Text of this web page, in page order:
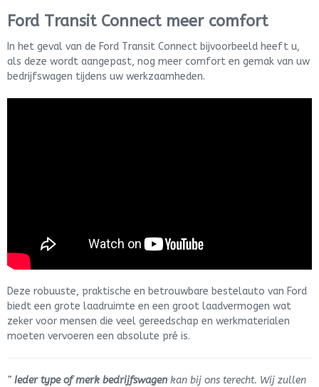
Ford Transit Connect meer comfort
In het geval van de Ford Transit Connect bijvoorbeeld heeft u,
als deze wordt aangepast, nog meer comfort en gemak van uw
bedrijfswagen tijdens uw werkzaamheden.
Deze robuuste, praktische en betrouwbare bestelauto van Ford
biedt een grote laadruimte en een groot laadvermogen wat
zeker voor mensen die veel gereedschap en werkmaterialen
moeten vervoeren een absolute pré is.
” Ieder type of merk bedrijfswagen kan bij ons terecht. Wij zullen